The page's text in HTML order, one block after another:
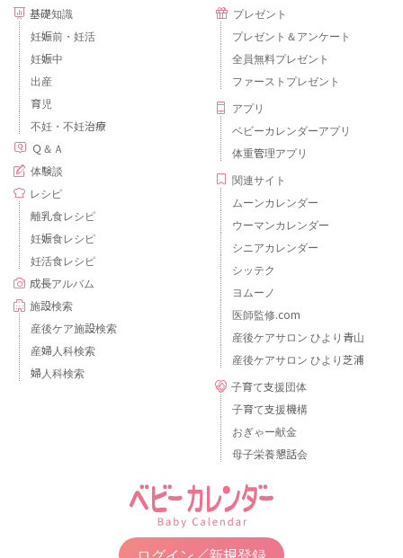
基礎知識
妊娠前・妊活
妊娠中
出産
育児
不妊・不妊治療
Ｑ＆Ａ
体験談
レシピ
離乳食レシピ
妊娠食レシピ
妊活食レシピ
成長アルバム
施設検索
産後ケア施設検索
産婦人科検索
婦人科検索
プレゼント
プレゼント＆アンケート
全員無料プレゼント
ファーストプレゼント
アプリ
ベビーカレンダーアプリ
体重管理アプリ
関連サイト
ムーンカレンダー
ウーマンカレンダー
シニアカレンダー
シッテク
ヨムーノ
医師監修.com
産後ケアサロン ひより青山
産後ケアサロン ひより芝浦
子育て支援団体
子育て支援機構
おぎゃー献金
母子栄養懇話会